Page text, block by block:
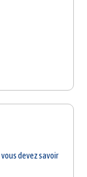
devez savoir